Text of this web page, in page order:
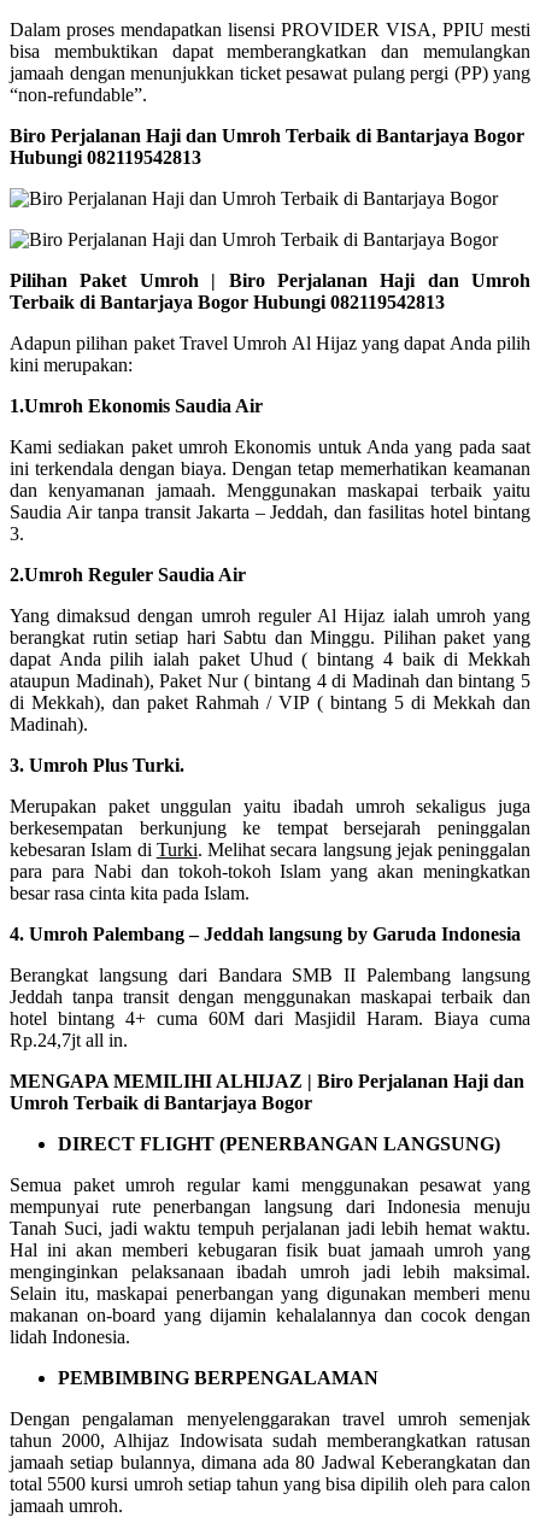
Dalam proses mendapatkan lisensi PROVIDER VISA, PPIU mesti
bisa membuktikan dapat memberangkatkan dan memulangkan
jamaah dengan menunjukkan ticket pesawat pulang pergi (PP) yang
“non-refundable”.
Biro Perjalanan Haji dan Umroh Terbaik di Bantarjaya Bogor
Hubungi 082119542813
Pilihan Paket Umroh | Biro Perjalanan Haji dan Umroh
Terbaik di Bantarjaya Bogor Hubungi 082119542813
Adapun pilihan paket Travel Umroh Al Hijaz yang dapat Anda pilih
kini merupakan:
1.Umroh Ekonomis Saudia Air
Kami sediakan paket umroh Ekonomis untuk Anda yang pada saat
ini terkendala dengan biaya. Dengan tetap memerhatikan keamanan
dan kenyamanan jamaah. Menggunakan maskapai terbaik yaitu
Saudia Air tanpa transit Jakarta – Jeddah, dan fasilitas hotel bintang
3.
2.Umroh Reguler Saudia Air
Yang dimaksud dengan umroh reguler Al Hijaz ialah umroh yang
berangkat rutin setiap hari Sabtu dan Minggu. Pilihan paket yang
dapat Anda pilih ialah paket Uhud ( bintang 4 baik di Mekkah
ataupun Madinah), Paket Nur ( bintang 4 di Madinah dan bintang 5
di Mekkah), dan paket Rahmah / VIP ( bintang 5 di Mekkah dan
Madinah).
3. Umroh Plus Turki.
Merupakan paket unggulan yaitu ibadah umroh sekaligus juga
berkesempatan berkunjung ke tempat bersejarah peninggalan
kebesaran Islam di Turki. Melihat secara langsung jejak peninggalan
para para Nabi dan tokoh-tokoh Islam yang akan meningkatkan
besar rasa cinta kita pada Islam.
4. Umroh Palembang – Jeddah langsung by Garuda Indonesia
Berangkat langsung dari Bandara SMB II Palembang langsung
Jeddah tanpa transit dengan menggunakan maskapai terbaik dan
hotel bintang 4+ cuma 60M dari Masjidil Haram. Biaya cuma
Rp.24,7jt all in.
MENGAPA MEMILIHI ALHIJAZ | Biro Perjalanan Haji dan
Umroh Terbaik di Bantarjaya Bogor
DIRECT FLIGHT (PENERBANGAN LANGSUNG)
Semua paket umroh regular kami menggunakan pesawat yang
mempunyai rute penerbangan langsung dari Indonesia menuju
Tanah Suci, jadi waktu tempuh perjalanan jadi lebih hemat waktu.
Hal ini akan memberi kebugaran fisik buat jamaah umroh yang
menginginkan pelaksanaan ibadah umroh jadi lebih maksimal.
Selain itu, maskapai penerbangan yang digunakan memberi menu
makanan on-board yang dijamin kehalalannya dan cocok dengan
lidah Indonesia.
PEMBIMBING BERPENGALAMAN
Dengan pengalaman menyelenggarakan travel umroh semenjak
tahun 2000, Alhijaz Indowisata sudah memberangkatkan ratusan
jamaah setiap bulannya, dimana ada 80 Jadwal Keberangkatan dan
total 5500 kursi umroh setiap tahun yang bisa dipilih oleh para calon
jamaah umroh.